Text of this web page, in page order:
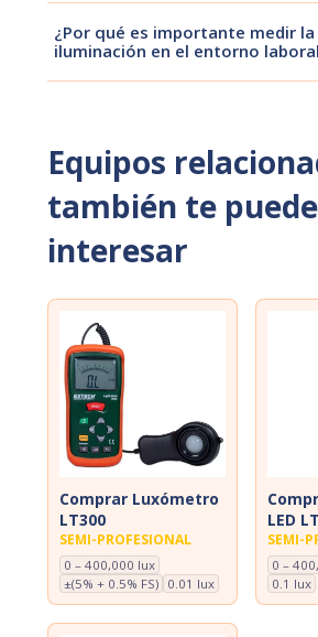
en campo?
¿Por qué es importante medir la
iluminación en el entorno
cumplir normativas de seguridad.
Equipos
también te
interesar
Comprar Luxómetro
LT300
SEMI-PROFESIONAL
0 – 400,000 lux
±(5% + 0.5% FS)
0.01 lux
LED
SEMI-
0 –
0.1 lux